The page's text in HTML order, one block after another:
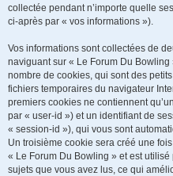
collectée pendant n’importe quelle
ci-après par « vos informations »).
Vos informations sont collectées de
naviguant sur « Le Forum Du
nombre de cookies, qui sont des
fichiers temporaires du navigateur
premiers cookies ne contiennent
par « user-id ») et un identifiant de
« session-id »), qui vous sont
Un troisième cookie sera créé une
« Le Forum Du Bowling » et est
sujets que vous avez lus, ce qui